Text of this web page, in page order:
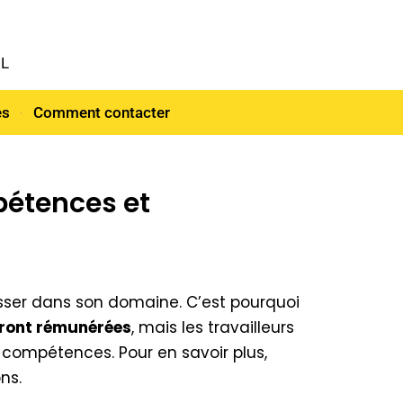
Comment contacter
et
dans son domaine. C’est pourquoi
rémunérées, mais les travailleurs
Pour en savoir plus,